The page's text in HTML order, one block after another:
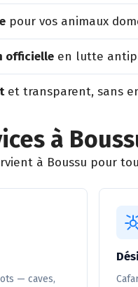
pour vos animaux
officielle en lutte
et transparent, sans
à
à Boussu pour
— caves,